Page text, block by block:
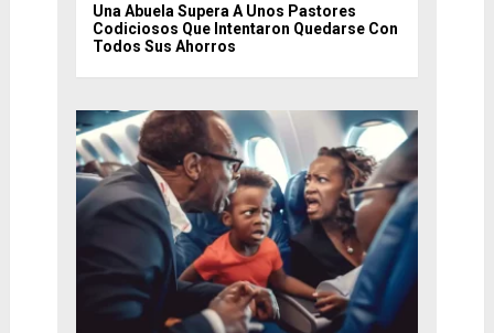
Una Abuela Supera A Unos Pastores
Codiciosos Que Intentaron Quedarse Con
Todos Sus Ahorros